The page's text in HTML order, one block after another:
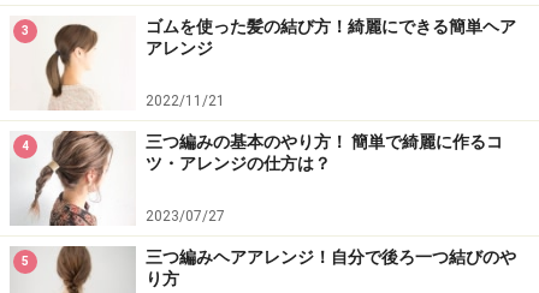
3
ゴムを使った髪の結び方！綺麗にできる簡単ヘア
アレンジ
2022/11/21
4
三つ編みの基本のやり方！ 簡単で綺麗に作るコ
ツ・アレンジの仕方は？
2023/07/27
5
三つ編みヘアアレンジ！自分で後ろ一つ結びのや
り方